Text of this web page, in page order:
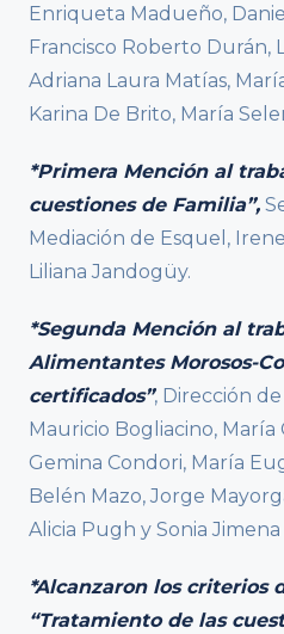
Enriqueta Madueño,
Francisco Roberto Durán,
Adriana Laura Matías,
Karina De Brito, María
*Primera Mención al
cuestiones de Familia”,
Mediación de Esquel,
Liliana Jandogüy.
*Segunda Mención al
Alimentantes Morosos-
certificados”, Dirección
Mauricio Bogliacino, María
Gemina Condori, María
Belén Mazo, Jorge
Alicia Pugh y Sonia
*Alcanzaron los criterios
“Tratamiento de las